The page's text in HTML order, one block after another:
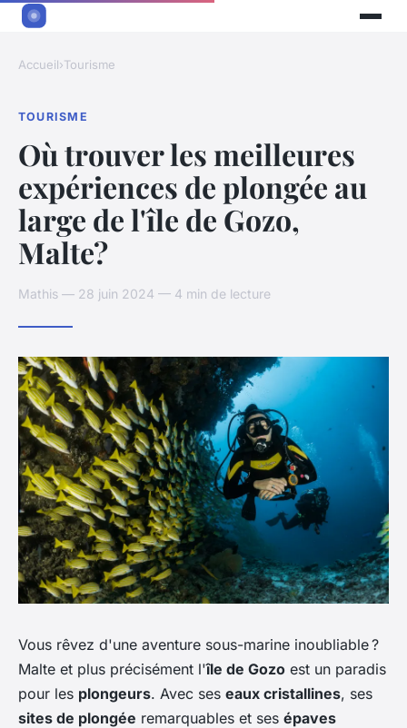
Accueil›Tourisme
TOURISME
Où trouver les meilleures
expériences de plongée au
large de l'île de Gozo,
Malte?
Mathis — 28 juin 2024 — 4 min de lecture
Vous rêvez d'une aventure sous-marine inoubliable ?
Malte et plus précisément l'île de Gozo est un paradis
pour les plongeurs. Avec ses eaux cristallines, ses
sites de plongée remarquables et ses épaves